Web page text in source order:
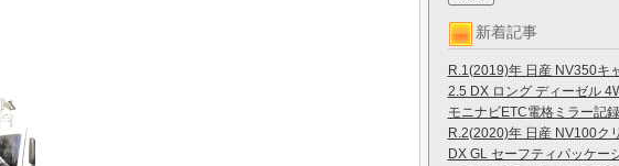
新着記事
R.1(2019)年 日産 NV350キ
2.5 DX ロング ディーゼル
モニナビETC電格ミラー記
R.2(2020)年 日産 NV100ク
DX GL セーフティパッケー